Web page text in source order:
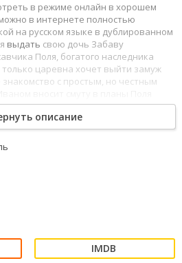
в режиме онлайн в хорошем
в интернете полностью
на русском языке в дублированном
выдать свою дочь Забаву
Поля, богатого наследника
царевна хочет выйти замуж
с простым, но честным
описание